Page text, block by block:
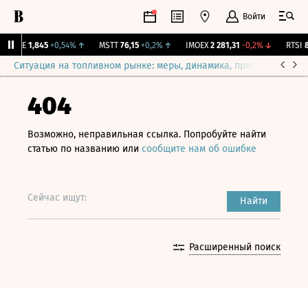
Войти
1,845 +0,54%↑ MSTT 76,15 +0,2%↑ IMOEX 2 281,31 -0,2%↓ RTSI
Ситуация на топливном рынке: меры, динамика, прогнозы
404
Возможно, неправильная ссылка. Попробуйте найти
статью по названию или сообщите нам об ошибке
Сейчас ищут: Найти
Расширенный поиск